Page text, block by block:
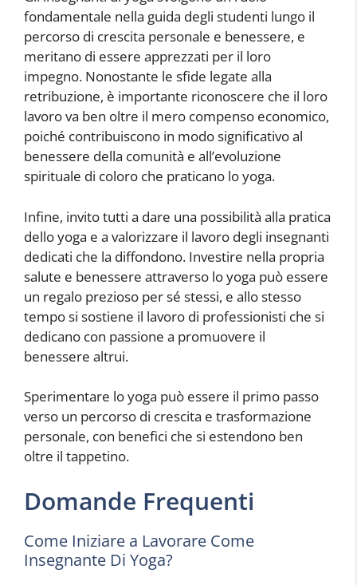
fondamentale nella guida degli studenti lungo il
percorso di crescita personale e benessere, e
meritano di essere apprezzati per il loro
impegno. Nonostante le sfide legate alla
retribuzione, è importante riconoscere che il loro
lavoro va ben oltre il mero compenso economico,
poiché contribuiscono in modo significativo al
benessere della comunità e all’evoluzione
spirituale di coloro che praticano lo yoga.
Infine, invito tutti a dare una possibilità alla pratica
dello yoga e a valorizzare il lavoro degli insegnanti
dedicati che la diffondono. Investire nella propria
salute e benessere attraverso lo yoga può essere
un regalo prezioso per sé stessi, e allo stesso
tempo si sostiene il lavoro di professionisti che si
dedicano con passione a promuovere il
benessere altrui.
Sperimentare lo yoga può essere il primo passo
verso un percorso di crescita e trasformazione
personale, con benefici che si estendono ben
oltre il tappetino.
Domande Frequenti
Come Iniziare a Lavorare Come
Insegnante Di Yoga?